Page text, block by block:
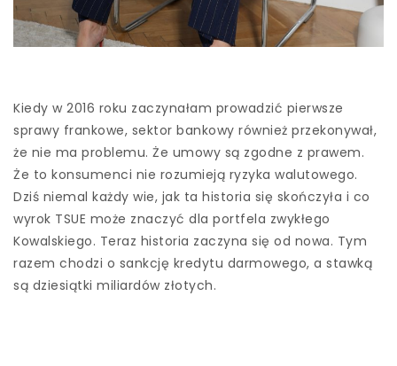
Kiedy w 2016 roku zaczynałam prowadzić pierwsze
sprawy frankowe, sektor bankowy również przekonywał,
że nie ma problemu. Że umowy są zgodne z prawem.
Że to konsumenci nie rozumieją ryzyka walutowego.
Dziś niemal każdy wie, jak ta historia się skończyła i co
wyrok TSUE może znaczyć dla portfela zwykłego
Kowalskiego. Teraz historia zaczyna się od nowa. Tym
razem chodzi o sankcję kredytu darmowego, a stawką
są dziesiątki miliardów złotych.